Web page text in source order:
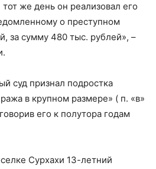
же день он реализовал его
о преступном
за сумму 480 тыс. рублей», –
суд признал подростка
в крупном размере» ( п. «в»
его к полутора годам
Сурхахи 13-летний